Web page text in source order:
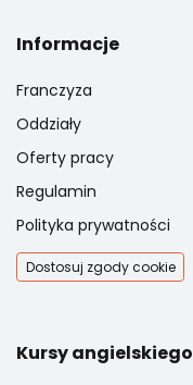
Informacje
Franczyza
Oddziały
Oferty pracy
Regulamin
Polityka prywatności
Dostosuj zgody cookie
Kursy angielskiego